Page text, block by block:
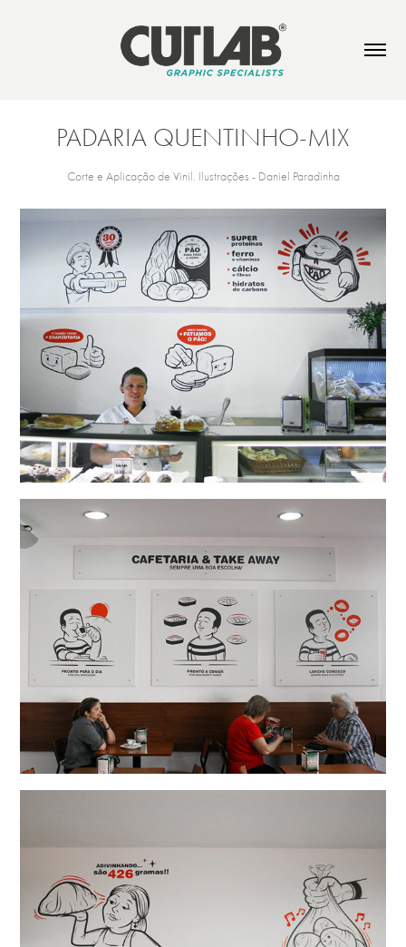
PADARIA QUENTINHO-MIX
Corte e Aplicação de Vinil. Ilustrações - Daniel Paradinha